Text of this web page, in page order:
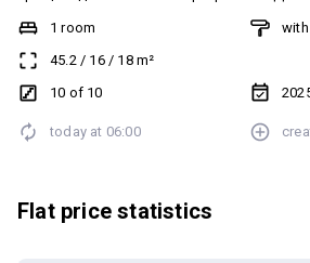
ремонтом та продуманим наповненням
укомплектована меблями та технікою: —
опалення — тепла підлога всюди, окрім
— вбудована мікрохвильова піч — пральна машина
окрема кімната — сучасний санвузол —
Багато природного світла та приємний інтер’єр.
1 room
45.2/ 16/ 18m²
10 of 10
today at 06:00
Flat price statistics